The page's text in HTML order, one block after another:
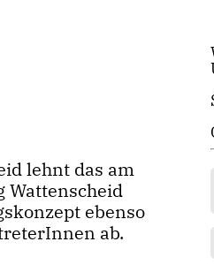
lehnt das am
Wattenscheid
ebenso
ab.